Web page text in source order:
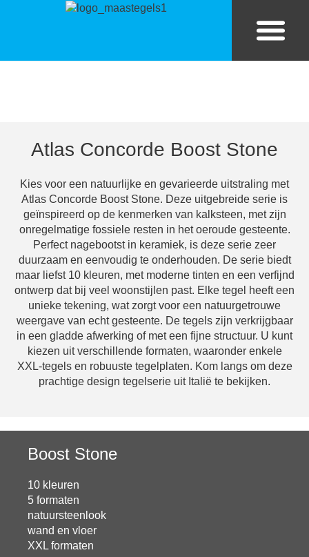
Atlas Concorde Boost Stone
Kies voor een natuurlijke en gevarieerde uitstraling met
Atlas Concorde Boost Stone. Deze uitgebreide serie is
geïnspireerd op de kenmerken van kalksteen, met zijn
onregelmatige fossiele resten in het oeroude gesteente.
Perfect nagebootst in keramiek, is deze serie zeer
duurzaam en eenvoudig te onderhouden. De serie biedt
maar liefst 10 kleuren, met moderne tinten en een verfijnd
ontwerp dat bij veel woonstijlen past. Elke tegel heeft een
unieke tekening, wat zorgt voor een natuurgetrouwe
weergave van echt gesteente. De tegels zijn verkrijgbaar
in een gladde afwerking of met een fijne structuur. U kunt
kiezen uit verschillende formaten, waaronder enkele
XXL-tegels en robuuste tegelplaten. Kom langs om deze
prachtige design tegelserie uit Italië te bekijken.
Boost Stone
10 kleuren
5 formaten
natuursteenlook
wand en vloer
XXL formaten